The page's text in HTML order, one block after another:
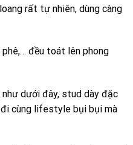
rất tự nhiên, dùng càng
đều toát lên phong
dưới đây, stud dày đặc
cùng lifestyle bụi bụi mà